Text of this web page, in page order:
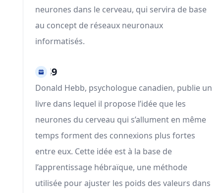
neurones dans le cerveau, qui servira de base
au concept de réseaux neuronaux
informatisés.
1949
Donald Hebb, psychologue canadien, publie un
livre dans lequel il propose l’idée que les
neurones du cerveau qui s’allument en même
temps forment des connexions plus fortes
entre eux. Cette idée est à la base de
l’apprentissage hébraïque, une méthode
utilisée pour ajuster les poids des valeurs dans